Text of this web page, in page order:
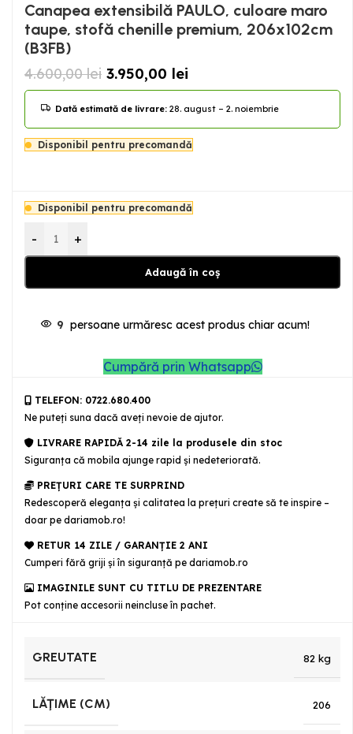
Canapea extensibilă PAULO, culoare maro
taupe, stofă chenille premium, 206x102cm
(B3FB)
4.600,00lei 3.950,00 lei
Dată estimată de livrare: 28. august – 2. noiembrie
Disponibil pentru precomandă
Disponibil pentru precomandă
- +
Adaugă în coș
9 persoane urmăresc acest produs chiar acum!
Cumpără prin Whatsapp
TELEFON: 0722.680.400
Ne puteţi suna dacă aveţi nevoie de ajutor.
LIVRARE RAPIDĂ 2-14 zile la produsele din stoc
Siguranţa că mobila ajunge rapid şi nedeteriorată.
PREȚURI CARE TE SURPRIND
Redescoperă eleganța și calitatea la prețuri create să te inspire –
doar pe dariamob.ro!
RETUR 14 ZILE / GARANŢIE 2 ANI
Cumperi fără griji şi în siguranţă pe dariamob.ro
IMAGINILE SUNT CU TITLU DE PREZENTARE
Pot conține accesorii neincluse în pachet.
GREUTATE 82 kg
LĂŢIME (CM) 206